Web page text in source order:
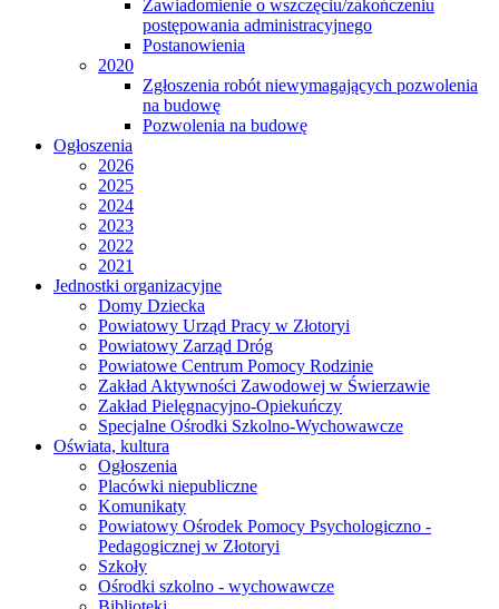
Zawiadomienie o wszczęciu/zakończeniu
postępowania administracyjnego
Postanowienia
2020
Zgłoszenia robót niewymagających pozwolenia
na budowę
Pozwolenia na budowę
Ogłoszenia
2026
2025
2024
2023
2022
2021
Jednostki organizacyjne
Domy Dziecka
Powiatowy Urząd Pracy w Złotoryi
Powiatowy Zarząd Dróg
Powiatowe Centrum Pomocy Rodzinie
Zakład Aktywności Zawodowej w Świerzawie
Zakład Pielęgnacyjno-Opiekuńczy
Specjalne Ośrodki Szkolno-Wychowawcze
Oświata, kultura
Ogłoszenia
Placówki niepubliczne
Komunikaty
Powiatowy Ośrodek Pomocy Psychologiczno -
Pedagogicznej w Złotoryi
Szkoły
Ośrodki szkolno - wychowawcze